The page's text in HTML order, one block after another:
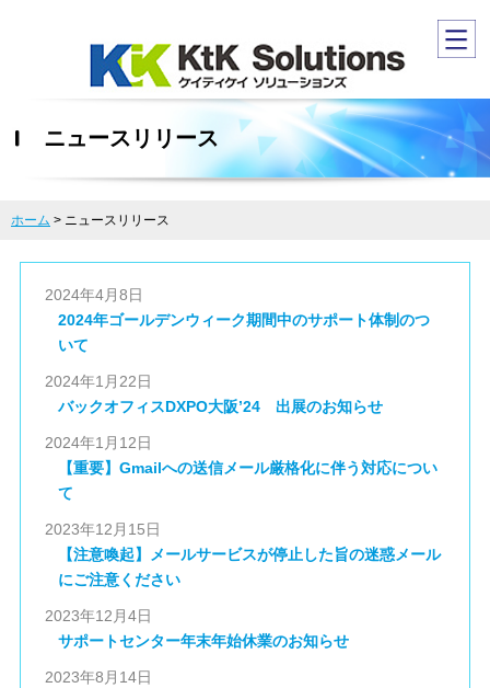
ニュースリリース
ホーム > ニュースリリース
2024年4月8日
2024年ゴールデンウィーク期間中のサポート体制のつ
いて
2024年1月22日
バックオフィスDXPO大阪’24 出展のお知らせ
2024年1月12日
【重要】Gmailへの送信メール厳格化に伴う対応につい
て
2023年12月15日
【注意喚起】メールサービスが停止した旨の迷惑メール
にご注意ください
2023年12月4日
サポートセンター年末年始休業のお知らせ
2023年8月14日